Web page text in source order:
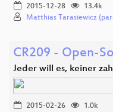
2015-12-28
13.4k
Matthias Tarasiewicz
CR209 - Open-
Jeder will es, keiner
2015-02-26
1.0k